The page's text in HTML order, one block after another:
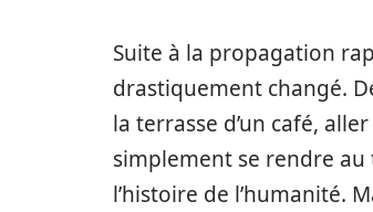
Suite à la propagation
drastiquement changé.
la terrasse d’un café,
simplement se rendre
l’histoire de l’humanité.